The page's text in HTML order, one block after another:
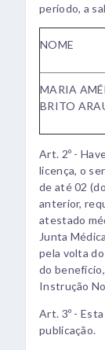
período, a
NOME
MARIA
BRITO
Art. 2º -
licença, o
de até 02
anterior,
atestado
Junta
pela volta
do
Instrução
Art. 3º -
publicação.